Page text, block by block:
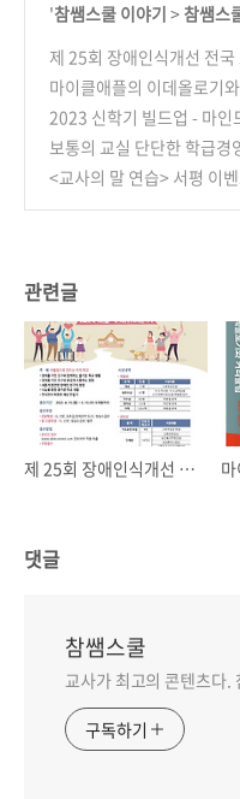
'참쌤스쿨 이야기 > 참쌤스
제 25회 장애인식개선 전
마이클애플의 이데올로기
2023 신학기 빌드업 - 마
보통의 교실 단단한 학급경
<교사의 말 연습> 서평 이
관련글
제 25회 장애인식개선 전국 초중고등학생 백일장
댓글
참쌤스쿨
교사가 최고의 콘텐츠다.
구독하기